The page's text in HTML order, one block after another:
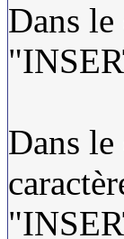
Dans
Dans le